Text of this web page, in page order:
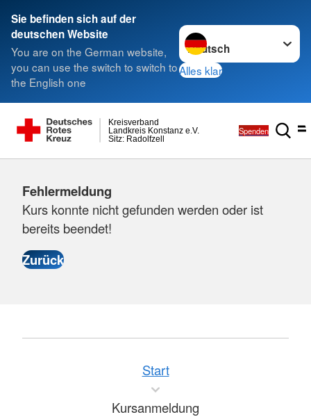
Sie befinden sich auf der
deutschen Website
You are on the German website,
you can use the switch to switch to
the English one
Sprache wechseln zu
Alles klar
Sitz: Radolfzell
Landkreis Konstanz e.V.
Kreisverband
Spenden
Fehlermeldung
Kurs konnte nicht gefunden werden oder ist
bereits beendet!
Start
Kursanmeldung